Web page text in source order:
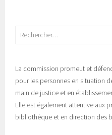
Rechercher :
La commission promeut et
pour les personnes en situation
main de justice et en
Elle est également attentive aux
bibliothèque et en direction des